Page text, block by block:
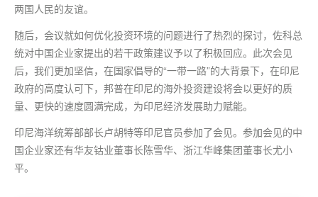
两国人民的友谊。
随后，会议就如何优化投资环境的问题进行了热烈的探讨，佐科总
统对中国企业家提出的若干政策建议予以了积极回应。此次会见
后，我们更加坚信，在国家倡导的“一带一路”的大背景下，在印尼
政府的高度认可下，邦普在印尼的海外投资建设将会以更好的质
量、更快的速度圆满完成，为印尼经济发展助力赋能。
印尼海洋统筹部部长卢胡特等印尼官员参加了会见。参加会见的中
国企业家还有华友钴业董事长陈雪华、浙江华峰集团董事长尤小
平。